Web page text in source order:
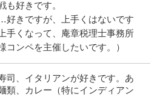
も好きです。
好きですが、上手くはないです
手くなって、庵章税理士事務所
コンペを主催したいです。）
司、イタリアンが好きです。あ
類、カレー（特にインディアン